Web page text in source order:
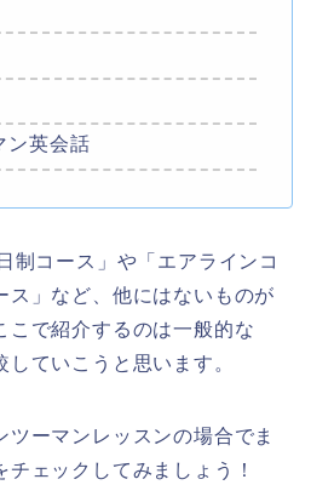
ン英会話
制コース」や「エアラインコ
ス」など、他にはないものが
こで紹介するのは一般的な
していこうと思います。
ツーマンレッスンの場合でま
ェックしてみましょう！